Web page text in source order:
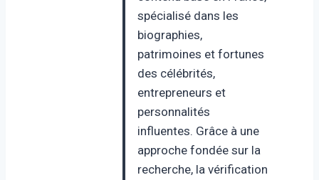
spécialisé dans les
biographies,
patrimoines et fortunes
des célébrités,
entrepreneurs et
personnalités
influentes. Grâce à une
approche fondée sur la
recherche, la vérification